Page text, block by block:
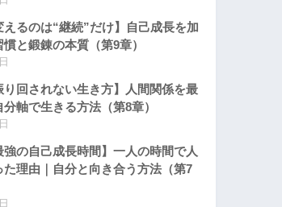
えるのは“継続”だけ】自己成長を加
と鍛錬の本質（第9章）
り回されない生き方】人間関係を最
軸で生きる方法（第8章）
強の自己成長時間】一人の時間で人
た理由｜自分と向き合う方法（第7